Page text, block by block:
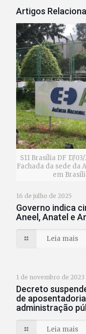
Artigos
S11 Brasília DF 17/
Fachada da sede da
em
16 de julho de 2025
Governo indica
Aneel, Anatel e
Leia mais
1 de novembro de 2023
Decreto
de
administração
Leia mais